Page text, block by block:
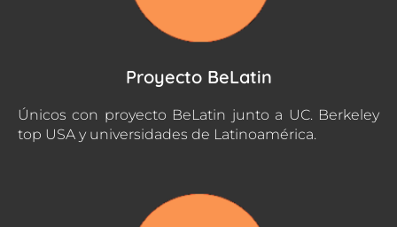
Proyecto BeLatin
Únicos con proyecto BeLatin junto a UC. Berkeley
top USA y universidades de Latinoamérica.